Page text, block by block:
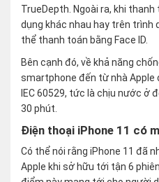
TrueDepth. Ngoài ra, khi
dụng khác nhau hay trên trình
thể thanh toán bằng Face ID.
Bên cạnh đó, về khả năng
smartphone đến từ nhà Apple
IEC 60529, tức là chịu nước ở
30 phút.
Điện thoại iPhone 11 có
Có thể nói rằng iPhone 11 đã
Apple khi sở hữu tới tận 6